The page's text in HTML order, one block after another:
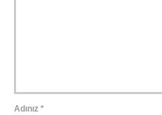
Adınız *